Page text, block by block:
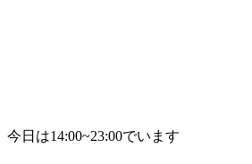
今日は14:00~23:00でいます